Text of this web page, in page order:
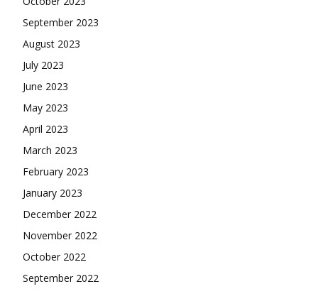
September 2023
August 2023
July 2023
June 2023
May 2023
April 2023
March 2023
February 2023
January 2023
December 2022
November 2022
October 2022
September 2022